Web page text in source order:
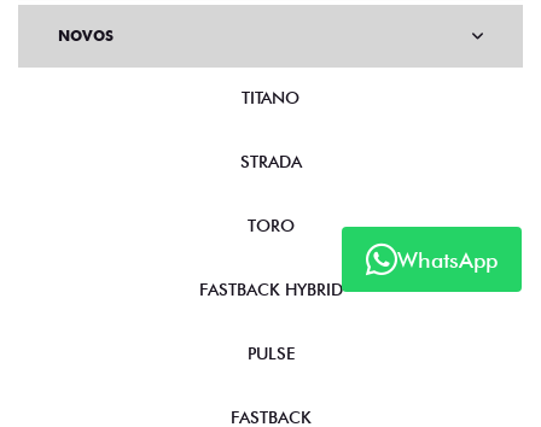
WhatsApp
NOVOS
TITANO
STRADA
TORO
FASTBACK HYBRID
PULSE
FASTBACK